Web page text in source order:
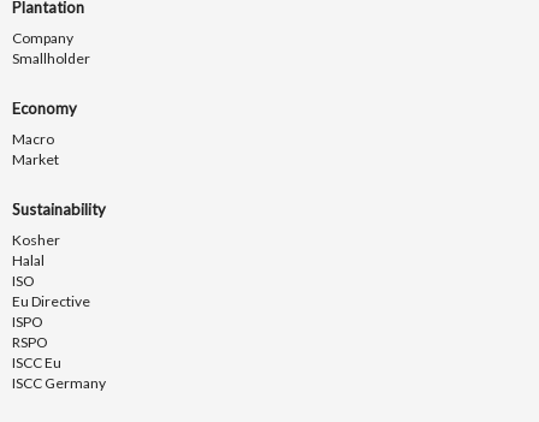
Plantation
Company
Smallholder
Economy
Macro
Market
Sustainability
Kosher
Halal
ISO
Eu Directive
ISPO
RSPO
ISCC Eu
ISCC Germany